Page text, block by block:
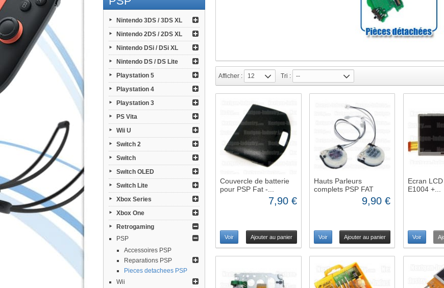
Nintendo 3DS / 3DS XL
Nintendo 2DS / 2DS XL
Nintendo DSi / DSi XL
Nintendo DS / DS Lite
Playstation 5
Playstation 4
Playstation 3
PS Vita
Wii U
Switch 2
Switch
Switch OLED
Switch Lite
Xbox Series
Xbox One
Retrogaming
PSP
Accessoires PSP
Reparations PSP
Pieces detachees PSP
Wii
Afficher : 12 Tri : --
Couvercle de batterie
pour PSP Fat -...
7,90 €
Voir Ajouter au panier
Hauts Parleurs
complets PSP FAT
9,90 €
Voir Ajouter au panier
Ecran
E1004 +...
Voir